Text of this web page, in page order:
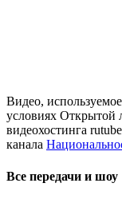
Видео,
условиях Открытой
видеохостинга
канала
Все передачи и шоу